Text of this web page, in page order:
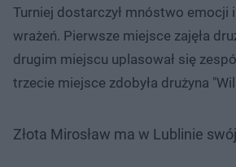
Turniej dostarczył mnóstwo emocji
wrażeń. Pierwsze miejsce zajęła
drugim miejscu uplasował się
trzecie miejsce zdobyła drużyna
Złota Mirosław ma w Lublinie